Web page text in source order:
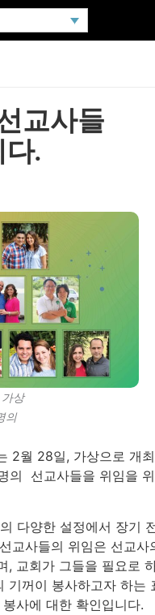
교사들
다.
상
의
2월 28일, 가상으로 개
의 선교사들을 위임을
다양한 설정에서 장기
교사들의 위임은 선교사
, 교회가 그들을 필요로
기꺼이 봉사하고자 하는
사에 대한 확인입니다.